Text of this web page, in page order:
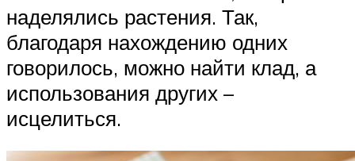
наделялись растения. Так,
благодаря нахождению одних
говорилось, можно найти клад, а
использования других –
исцелиться.